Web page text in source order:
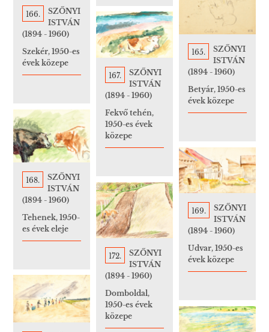
165.
SZŐNYI
ISTVÁN
(1894 - 1960)
Betyár, 1950-es
évek közepe
166.
SZŐNYI
ISTVÁN
(1894 - 1960)
Szekér, 1950-es
évek közepe
167.
SZŐNYI
ISTVÁN
(1894 - 1960)
Fekvő tehén,
1950-es évek
közepe
168.
SZŐNYI
ISTVÁN
(1894 - 1960)
Tehenek, 1950-
es évek eleje
169.
SZŐNYI
ISTVÁN
(1894 - 1960)
Udvar, 1950-es
évek közepe
172.
SZŐNYI
ISTVÁN
(1894 - 1960)
Domboldal,
1950-es évek
közepe